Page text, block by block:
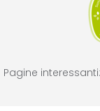
Pagine interessanti: